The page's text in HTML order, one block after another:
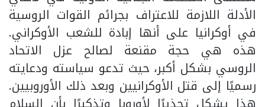
الأدلة اللازمة للاعتراف بجرائم القوات الروسية
في أوكرانيا على أنها إبادة للشعب الأوكراني.
هذه هي حجة مقنعة لصالح عزل الاتحاد
الروسي بشكل أكبر، حيث تدعو سياسته ودعايته
رسميًا إلى قتل الأوكرانيين وبعد ذلك الأوروبيين.